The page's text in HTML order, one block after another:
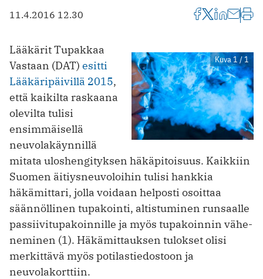
11.4.2016 12.30
Kuva 1 / 1
Lääkärit Tupakkaa
Vastaan (DAT) esitti
Lääkäripäivillä 2015,
että kaikilta raskaana
olevilta tulisi
ensimmäisellä
neuvolakäynnillä
mitata uloshengityksen häkäpitoisuus. Kaikkiin
Suomen äitiysneuvoloihin tulisi hankkia
häkämittari, jolla voidaan helposti osoittaa
säännöllinen tupakointi, altistuminen runsaalle
passiivitupakoinnille ja myös tupakoinnin vähe­
neminen (1). Häkämittauksen tulokset olisi
merkittävä myös potilastiedostoon ja
neuvolakorttiin.